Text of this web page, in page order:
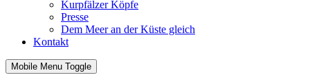
Kurpfälzer Köpfe
Presse
Dem Meer an der Küste gleich
Kontakt
Mobile Menu Toggle